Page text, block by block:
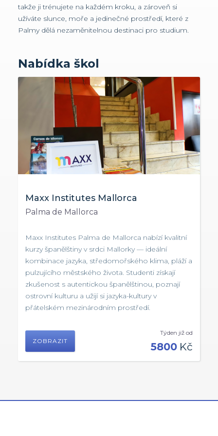
takže ji trénujete na každém kroku, a zároveň si
užíváte slunce, moře a jedinečné prostředí, které z
Palmy dělá nezaměnitelnou destinaci pro studium.
Nabídka škol
Maxx Institutes Mallorca
Palma de Mallorca
Maxx Institutes Palma de Mallorca nabízí kvalitní
kurzy španělštiny v srdci Mallorky — ideální
kombinace jazyka, středomořského klima, pláží a
pulzujícího městského života. Studenti získají
zkušenost s autentickou španělštinou, poznají
ostrovní kulturu a užijí si jazyka-kultury v
přátelském mezinárodním prostředí.
ZOBRAZIT
Týden již od
5800 Kč